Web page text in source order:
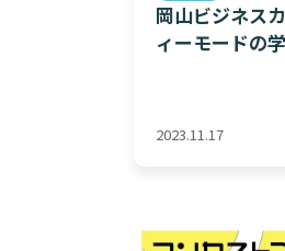
岡山ビジネス
ィーモードの
2023.11.17